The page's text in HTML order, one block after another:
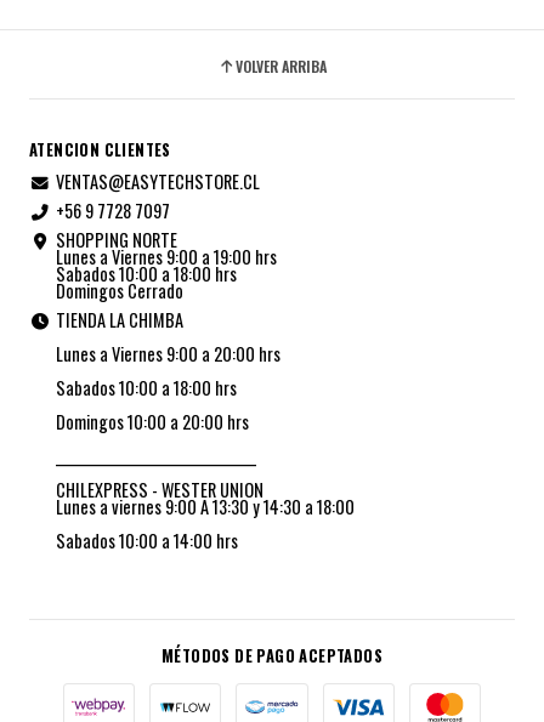
VOLVER ARRIBA
ATENCION CLIENTES
VENTAS@EASYTECHSTORE.CL
+56 9 7728 7097
SHOPPING NORTE
Lunes a Viernes 9:00 a 19:00 hrs
Sabados 10:00 a 18:00 hrs
Domingos Cerrado
TIENDA LA CHIMBA
Lunes a Viernes 9:00 a 20:00 hrs
Sabados 10:00 a 18:00 hrs
Domingos 10:00 a 20:00 hrs
CHILEXPRESS - WESTER UNION
Lunes a viernes 9:00 A 13:30 y 14:30 a 18:00
Sabados 10:00 a 14:00 hrs
MÉTODOS DE PAGO ACEPTADOS